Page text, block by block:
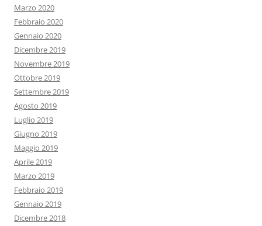
Marzo 2020
Febbraio 2020
Gennaio 2020
Dicembre 2019
Novembre 2019
Ottobre 2019
Settembre 2019
Agosto 2019
Luglio 2019
Giugno 2019
Maggio 2019
Aprile 2019
Marzo 2019
Febbraio 2019
Gennaio 2019
Dicembre 2018